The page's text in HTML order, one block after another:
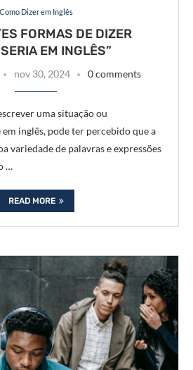
Como Dizer em Inglês
FORMAS DE DIZER
EM INGLÊS”
nov 30, 2024 0 comments
uma situação ou
inglês, pode ter percebido que a
variedade de palavras e expressões
…
READ MORE